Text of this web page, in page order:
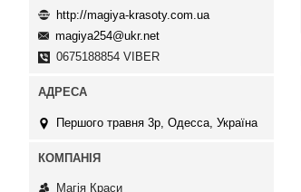
http://magiya-krasoty.com.ua
magiya254@ukr.net
0675188854 VIBER
Першого травня 3р, Одесса, Україна
Магія Краси